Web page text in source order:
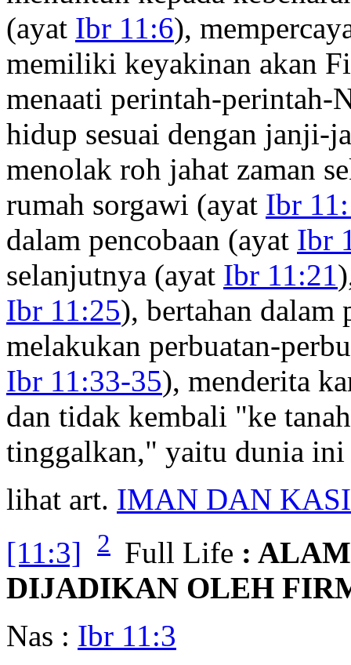
(ayat Ibr 11:6),
memiliki keyakinan akan
menaati perintah-perintah-
hidup sesuai dengan janji-
menolak roh jahat zaman
rumah sorgawi (ayat Ibr
dalam pencobaan (ayat Ibr
selanjutnya (ayat Ibr 11:21
Ibr 11:25), bertahan dalam
melakukan perbuatan-
Ibr 11:33-35), menderita
dan tidak kembali "ke
tinggalkan," yaitu dunia
lihat art. IMAN DAN
[11:3]
2 Full Life :
DIJADIKAN OLEH
Nas : Ibr 11:3